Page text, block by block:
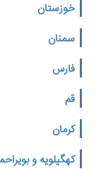
خوزستان
سمنان
فارس
قم
کرمان
کهگیلویه و